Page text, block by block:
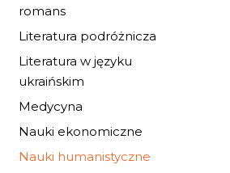
romans
Literatura podróżnicza
Literatura w języku
ukraińskim
Medycyna
Nauki ekonomiczne
Nauki humanistyczne